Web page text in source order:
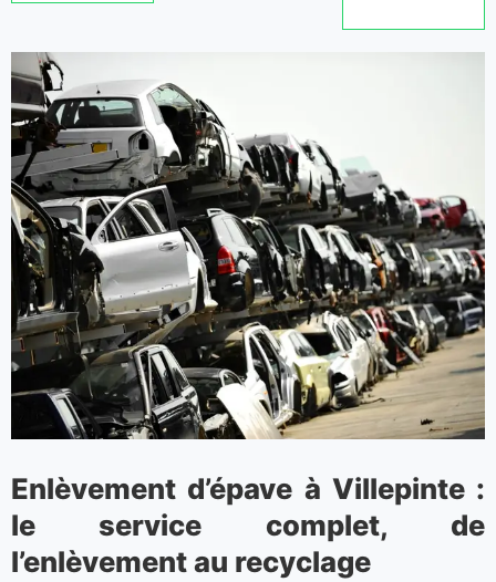
Enlèvement d’épave à Villepinte :
le service complet, de
l’enlèvement au recyclage